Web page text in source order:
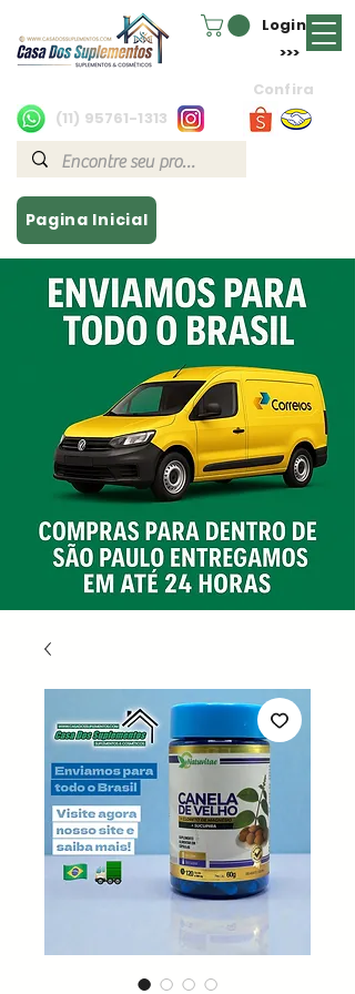
Login
(11) 95761-1313
>>>
Confira
Pagina Inicial